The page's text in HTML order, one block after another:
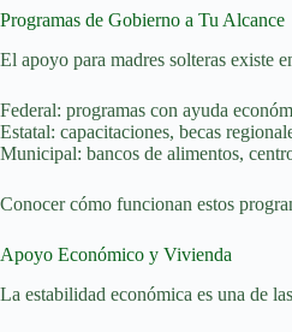
Programas de Gobierno a Tu Alcance
El apoyo para madres solteras existe
Federal: programas con ayuda
Estatal: capacitaciones, becas
Municipal: bancos de alimentos,
Conocer cómo funcionan estos
Apoyo Económico y Vivienda
La estabilidad económica es una de